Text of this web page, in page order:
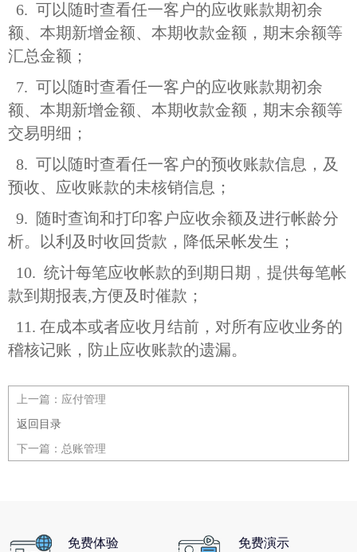
6. 可以随时查看任一客户的应收账款期初余
额、本期新增金额、本期收款金额，期末余额等
汇总金额；
7. 可以随时查看任一客户的应收账款期初余
额、本期新增金额、本期收款金额，期末余额等
交易明细；
8. 可以随时查看任一客户的预收账款信息，及
预收、应收账款的未核销信息；
9. 随时查询和打印客户应收余额及进行帐龄分
析。以利及时收回货款，降低呆帐发生；
10. 统计每笔应收帐款的到期日期﹐提供每笔帐
款到期报表,方便及时催款；
11. 在成本或者应收月结前，对所有应收业务的
稽核记账，防止应收账款的遗漏。
上一篇： 应付管理
返回目录
下一篇： 总账管理
免费体验 免费演示